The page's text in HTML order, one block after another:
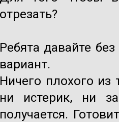
отрезать?
Ребята давайте
вариант.
Ничего плохого
ни истерик, ни
получается.